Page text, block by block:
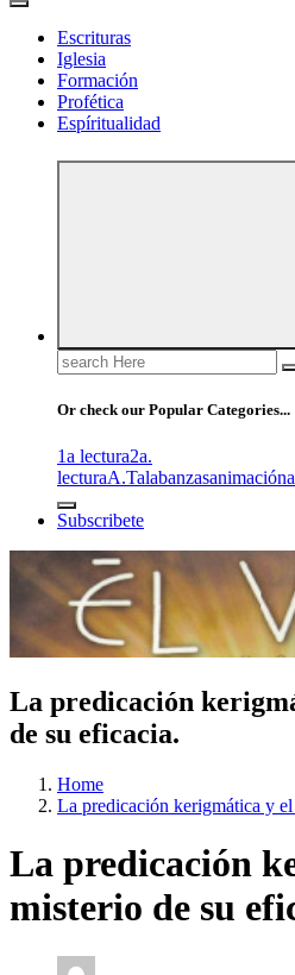
Escrituras
Iglesia
Formación
Profética
Espíritualidad
Search
for:
Or check our Popular Categories...
1a lectura2a.
lecturaA.Talabanzasanimación
Subscribete
La predicación
de su eficacia.
Home
La predicación kerigmática y
La predicación
misterio de su